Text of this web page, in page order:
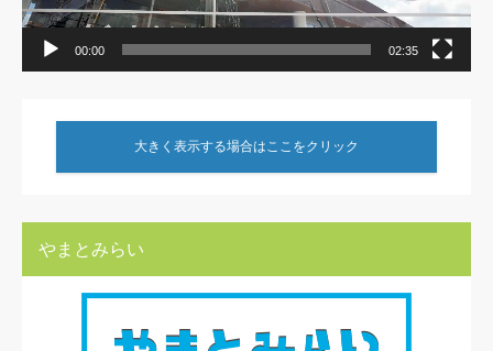
00:00 02:35
大きく表示する場合はここをクリック
やまとみらい